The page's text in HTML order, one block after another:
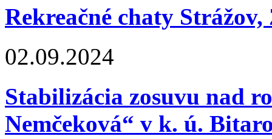
Rekreačné chaty
02.09.2024
Stabilizácia zosuvu nad
Nemčeková“ v k. ú.